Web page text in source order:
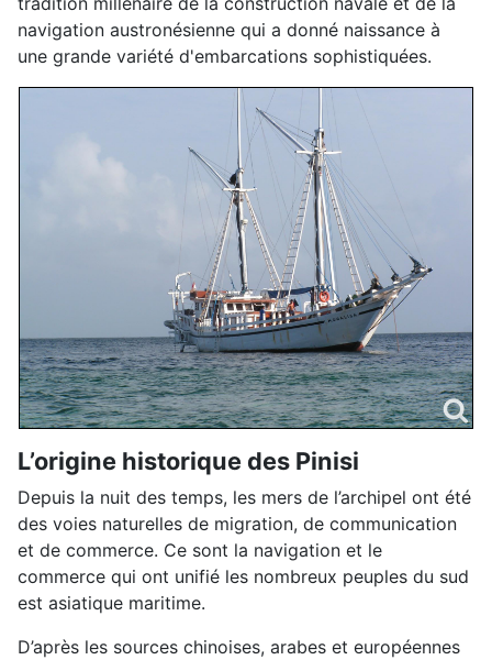
navigation austronésienne qui a donné naissance à
une grande variété d'embarcations sophistiquées.
L’origine historique des Pinisi
Depuis la nuit des temps, les mers de l’archipel ont été
des voies naturelles de migration, de communication
et de commerce. Ce sont la navigation et le
commerce qui ont unifié les nombreux peuples du sud
est asiatique maritime.
D’après les sources chinoises, arabes et européennes